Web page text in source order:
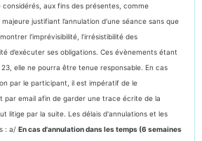
considérés, aux fins des présentes, comme
justifiant l’annulation d’une séance sans que
l’imprévisibilité, l’irrésistibilité des
d’exécuter ses obligations. Ces évènements étant
23, elle ne pourra être tenue responsable. En cas
par le participant, il est impératif de le
par email afin de garder une trace écrite de la
litige par la suite. Les délais d'annulations et les
: a/ En cas d'annulation dans les temps (6 semaines